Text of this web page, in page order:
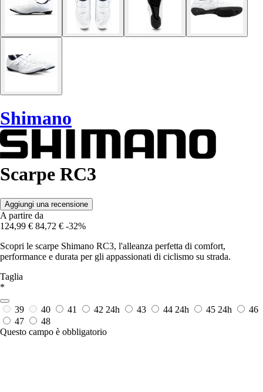
Shimano
Scarpe RC3
Aggiungi una recensione
A partire da
124,99 € 84,72 € -32%
Scopri le scarpe Shimano RC3, l'alleanza perfetta di comfort,
performance e durata per gli appassionati di ciclismo su strada.
Taglia
*
39 40 41 42 24h 43 44 24h 45 24h
46
47
48
Questo campo è obbligatorio